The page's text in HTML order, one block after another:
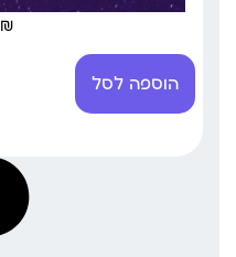
₪
הוספה לסל